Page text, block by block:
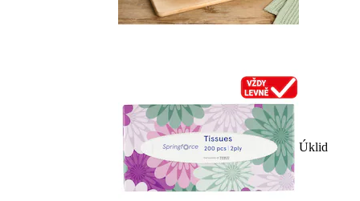
Úklid